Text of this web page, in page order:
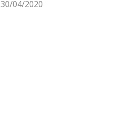
30/04/2020